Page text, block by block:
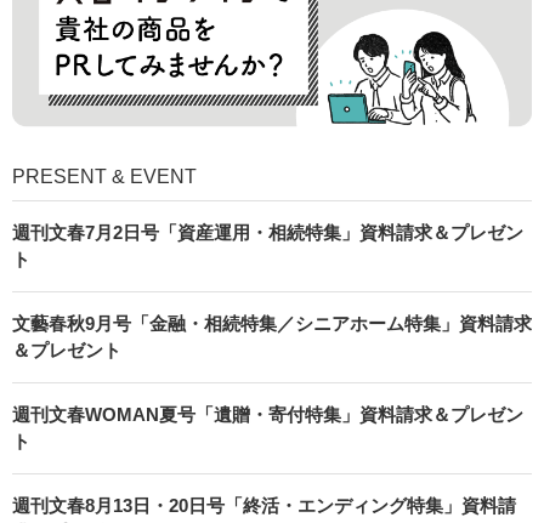
PRESENT & EVENT
週刊文春7月2日号「資産運用・相続特集」資料請求＆プレゼン
ト
文藝春秋9月号「金融・相続特集／シニアホーム特集」資料請求
＆プレゼント
週刊文春WOMAN夏号「遺贈・寄付特集」資料請求＆プレゼン
ト
週刊文春8月13日・20日号「終活・エンディング特集」資料請